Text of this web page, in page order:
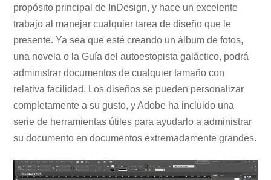
propósito principal de InDesign, y hace un excelente
trabajo al manejar cualquier tarea de diseño que le
presente. Ya sea que esté creando un álbum de fotos,
una novela o la Guía del autoestopista galáctico, podrá
administrar documentos de cualquier tamaño con
relativa facilidad. Los diseños se pueden personalizar
completamente a su gusto, y Adobe ha incluido una
serie de herramientas útiles para ayudarlo a administrar
su documento en documentos extremadamente grandes.